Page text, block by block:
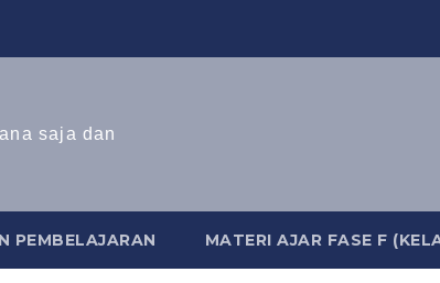
saja dan
PEMBELAJARAN MATERI AJAR FASE F